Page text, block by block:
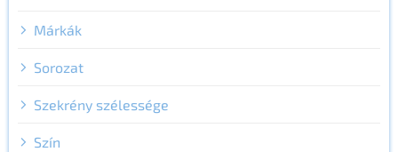
Márkák
Sorozat
Szekrény szélessége
Szín